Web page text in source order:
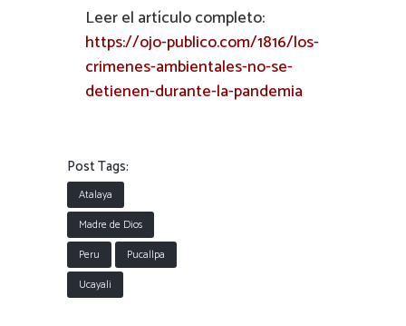
Leer el artículo completo:
https://ojo-publico.com/1816/los-
crimenes-ambientales-no-se-
detienen-durante-la-pandemia
Post Tags:
Atalaya
Madre de Dios
Peru
Pucallpa
Ucayali